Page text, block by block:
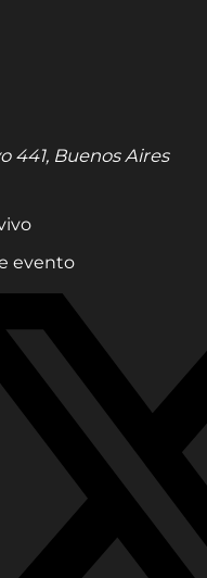
441, Buenos Aires
evento